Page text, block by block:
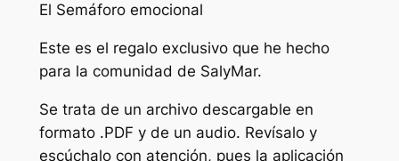
El Semáforo emocional
Este es el regalo exclusivo que he hecho
para la comunidad de SalyMar.
Se trata de un archivo descargable en
formato .PDF y de un audio. Revísalo y
escúchalo con atención, pues la aplicación